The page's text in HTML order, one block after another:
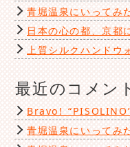
青堀温泉にいってみ
日本の心の都、京都
上質シルクハンド
最近のコメン
Bravo!
青堀温泉にいってみ